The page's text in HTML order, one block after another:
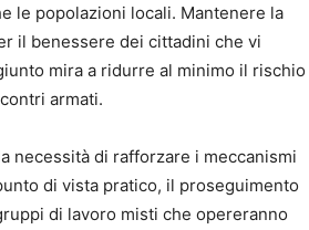
le popolazioni locali. Mantenere la
il benessere dei cittadini che vi
mira a ridurre al minimo il rischio
armati.
necessità di rafforzare i meccanismi
di vista pratico, il proseguimento
di lavoro misti che opereranno